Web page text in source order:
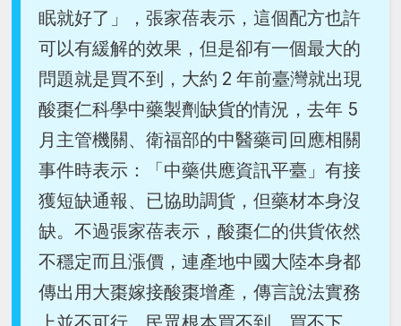
眠就好了」，張家蓓表示，這個配方也許
可以有緩解的效果，但是卻有一個最大的
問題就是買不到，大約 2 年前臺灣就出現
酸棗仁科學中藥製劑缺貨的情況，去年 5
月主管機關、衛福部的中醫藥司回應相關
事件時表示：「中藥供應資訊平臺」有接
獲短缺通報、已協助調貨，但藥材本身沒
缺。不過張家蓓表示，酸棗仁的供貨依然
不穩定而且漲價，連產地中國大陸本身都
傳出用大棗嫁接酸棗增產，傳言說法實務